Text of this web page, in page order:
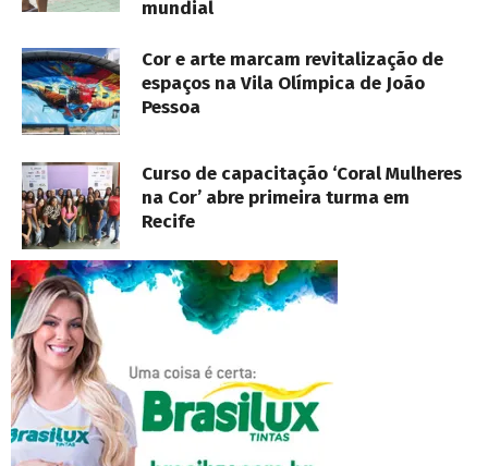
mundial
Cor e arte marcam revitalização de
espaços na Vila Olímpica de João
Pessoa
Curso de capacitação ‘Coral Mulheres
na Cor’ abre primeira turma em
Recife